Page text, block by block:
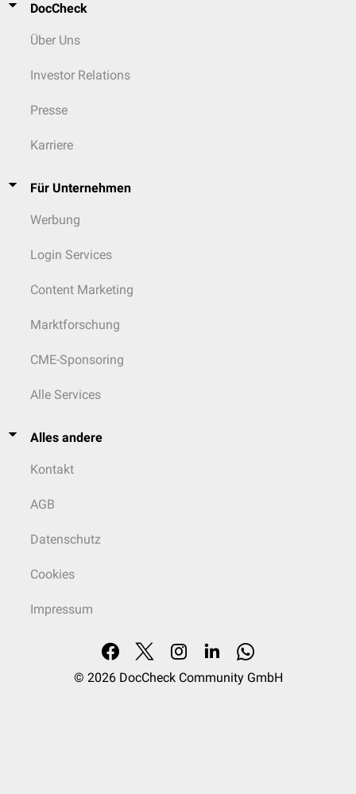
DocCheck
Über Uns
Investor Relations
Presse
Karriere
Für Unternehmen
Werbung
Login Services
Content Marketing
Marktforschung
CME-Sponsoring
Alle Services
Alles andere
Kontakt
AGB
Datenschutz
Cookies
Impressum
© 2026 DocCheck Community GmbH